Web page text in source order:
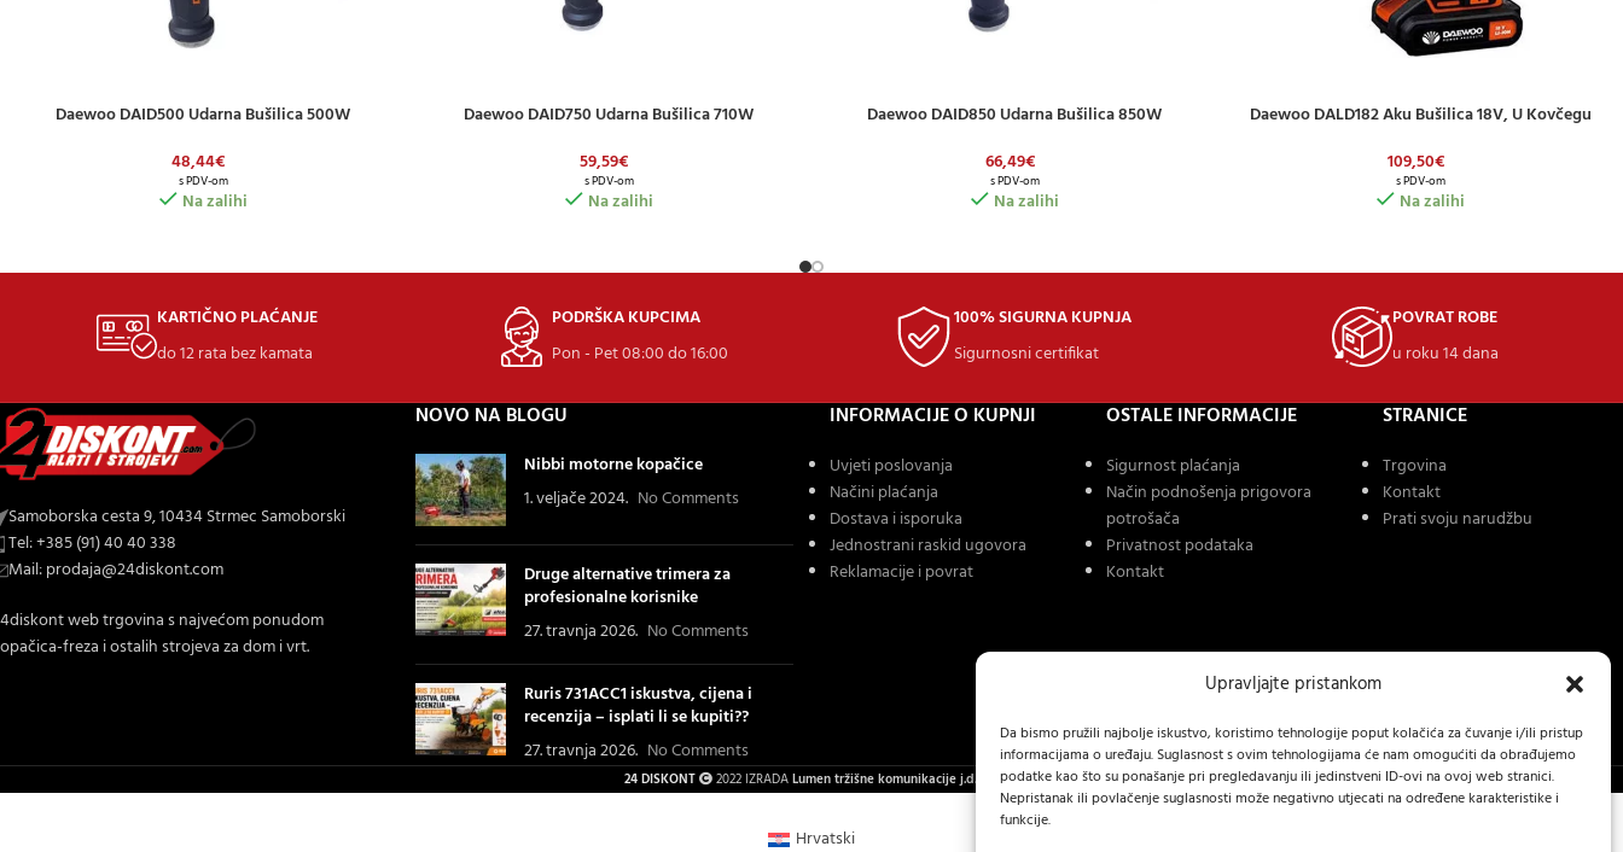
Upravljajte pristankom
Da bismo pružili najbolje iskustvo, koristimo tehnologije poput kolačića za čuvanje i/ili pristup
informacijama o uređaju. Suglasnost s ovim tehnologijama će nam omogućiti da obrađujemo
podatke kao što su ponašanje pri pregledavanju ili jedinstveni ID-ovi na ovoj web stranici.
Nepristanak ili povlačenje suglasnosti može negativno utjecati na određene karakteristike i
funkcije.
DODAJ U KOŠARICU
Daewoo DAID500 Udarna Bušilica 500W
48,44€
s PDV-om
Na zalihi
DODAJ U KOŠARICU
Daewoo DAID750 Udarna Bušilica 710W
59,59€
s PDV-om
Na zalihi
DODAJ U KOŠARICU
Daewoo DAID850 Udarna Bušilica 850W
66,49€
s PDV-om
Na zalihi
DODAJ U KOŠARICU
Daewoo DALD182 Aku Bušilica 18V, U Kovčegu
109,50€
s PDV-om
Na zalihi
KARTIČNO PLAĆANJE
do 12 rata bez kamata
PODRŠKA KUPCIMA
Pon - Pet 08:00 do 16:00
100% SIGURNA KUPNJA
Sigurnosni certifikat
POVRAT ROBE
u roku 14 dana
Samoborska cesta 9, 10434 Strmec Samoborski
Tel: +385 (91) 40 40 338
Mail: prodaja@24diskont.com
web trgovina s najvećom ponudom
freza i ostalih strojeva za dom i vrt.
NOVO NA BLOGU
Nibbi motorne kopačice
1. veljače 2024. No Comments
Druge alternative trimera za
profesionalne korisnike
27. travnja 2026. No Comments
Ruris 731ACC1 iskustva, cijena i
recenzija – isplati li se kupiti??
27. travnja 2026. No Comments
INFORMACIJE O KUPNJI
Uvjeti poslovanja
Načini plaćanja
Dostava i isporuka
Jednostrani raskid ugovora
Reklamacije i povrat
OSTALE INFORMACIJE
Sigurnost plaćanja
Način podnošenja prigovora
potrošača
Privatnost podataka
Kontakt
STRANICE
Trgovina
Kontakt
Prati svoju narudžbu
24 DISKONT 2022 IZRADALumen tržišne komunikacije j.d.o.o.
Hrvatski